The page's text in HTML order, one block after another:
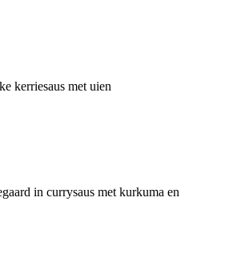
kerriesaus met uien
in currysaus met kurkuma en